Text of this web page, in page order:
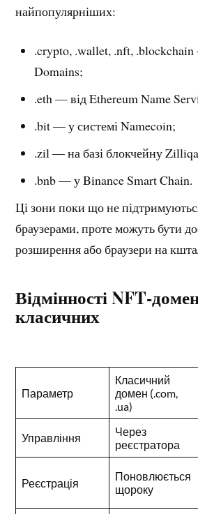
найпопулярніших:
.crypto, .wallet, .nft,
Domains;
.eth — від Ethereum Name
.bit — у системі Namecoin;
.zil — на базі блокчейну
.bnb — у Binance Smart Chain.
Ці зони поки що не
браузерами, проте можуть бути
розширення або браузери на
Відмінності
класичних
Параметр
Класичний
домен (.com,
.ua)
Управління
Через
реєстратора
Реєстрація
Поновлюється
щороку